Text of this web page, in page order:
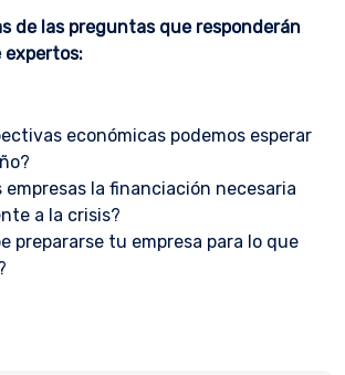
de las preguntas que responderán
expertos:
económicas podemos esperar
empresas la financiación necesaria
a la crisis?
prepararse tu empresa para lo que